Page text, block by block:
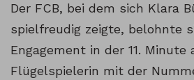
Der FCB, bei dem sich Klara
spielfreudig zeigte, belohnte
Engagement in der 11. Minute
Flügelspielerin mit der